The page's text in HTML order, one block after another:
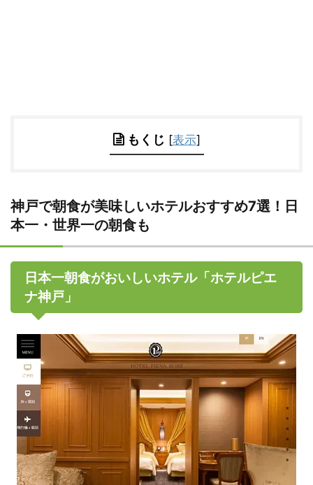
もくじ [表示]
神戸で朝食が美味しいホテルおすすめ7選！日
本一・世界一の朝食も
日本一朝食がおいしいホテル「ホテルピエ
ナ神戸」